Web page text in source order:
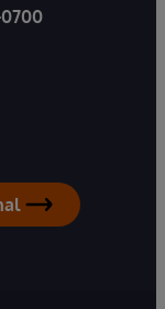
0700